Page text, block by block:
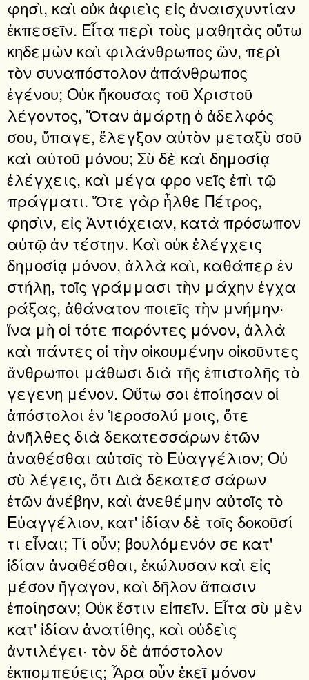
φησὶ, καὶ οὐκ ἀφιεὶς εἰς ἀναισχυντίαν
ἐκπεσεῖν. Εἶτα περὶ τοὺς μαθητὰς οὕτω
κηδεμὼν καὶ φιλάνθρωπος ὢν, περὶ
τὸν συναπόστολον ἀπάνθρωπος
ἐγένου; Οὐκ ἤκουσας τοῦ Χριστοῦ
λέγοντος, Ὅταν ἁμάρτῃ ὁ ἀδελφός
σου, ὕπαγε, ἔλεγξον αὐτὸν μεταξὺ σοῦ
καὶ αὐτοῦ μόνου; Σὺ δὲ καὶ δημοσίᾳ
ἐλέγχεις, καὶ μέγα φρο νεῖς ἐπὶ τῷ
πράγματι. Ὅτε γὰρ ἦλθε Πέτρος,
φησὶν, εἰς Ἀντιόχειαν, κατὰ πρόσωπον
αὐτῷ ἀν τέστην. Καὶ οὐκ ἐλέγχεις
δημοσίᾳ μόνον, ἀλλὰ καὶ, καθάπερ ἐν
στήλῃ, τοῖς γράμμασι τὴν μάχην ἐγχα
ράξας, ἀθάνατον ποιεῖς τὴν μνήμην·
ἵνα μὴ οἱ τότε παρόντες μόνον, ἀλλὰ
καὶ πάντες οἱ τὴν οἰκουμένην οἰκοῦντες
ἄνθρωποι μάθωσι διὰ τῆς ἐπιστολῆς τὸ
γεγενη μένον. Οὕτω σοι ἐποίησαν οἱ
ἀπόστολοι ἐν Ἱεροσολύ μοις, ὅτε
ἀνῆλθες διὰ δεκατεσσάρων ἐτῶν
ἀναθέσθαι αὐτοῖς τὸ Εὐαγγέλιον; Οὐ
σὺ λέγεις, ὅτι ∆ιὰ δεκατεσ σάρων
ἐτῶν ἀνέβην, καὶ ἀνεθέμην αὐτοῖς τὸ
Εὐαγγέλιον, κατ' ἰδίαν δὲ τοῖς δοκοῦσί
τι εἶναι; Τί οὖν; βουλόμενόν σε κατ'
ἰδίαν ἀναθέσθαι, ἐκώλυσαν καὶ εἰς
μέσον ἤγαγον, καὶ δῆλον ἅπασιν
ἐποίησαν; Οὐκ ἔστιν εἰπεῖν. Εἶτα σὺ μὲν
κατ' ἰδίαν ἀνατίθης, καὶ οὐδεὶς
ἀντιλέγει· τὸν δὲ ἀπόστολον
ἐκπομπεύεις; Ἆρα οὖν ἐκεῖ μόνον